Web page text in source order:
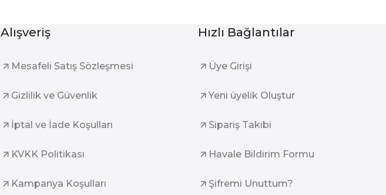
Alışveriş
Mesafeli Satış Sözleşmesi
Gizlilik ve Güvenlik
İptal ve İade Koşulları
KVKK Politikası
Kampanya Koşulları
Hızlı Bağlantılar
Üye Girişi
Yeni üyelik Oluştur
Sipariş Takibi
Havale Bildirim Formu
Şifremi Unuttum?